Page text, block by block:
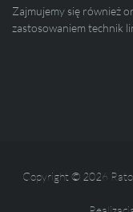
Zajmujemy się również
zastosowaniem technik
Copyright © 2026